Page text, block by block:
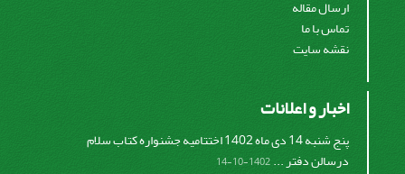
ارسال مقاله
تماس با ما
نقشه سایت
اخبار و اعلانات
پنج شنبه 14 دی ماه 1402 اختتامیه جشنواره کتاب سلام
درسالن دفتر ...1402-10-14